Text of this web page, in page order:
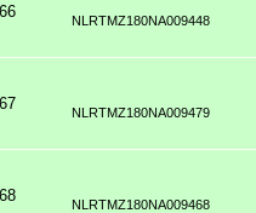
NLRTMZ180NA009448
NLRTMZ180NA009479
NLRTMZ180NA009468